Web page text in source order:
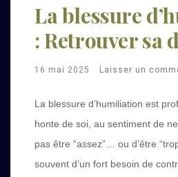
La blessure
: Retrouver sa
16 mai 2025 Laisser un
La blessure d’humiliation est
honte de soi, au sentiment de
pas être “assez”… ou d’être
souvent d’un fort besoin de